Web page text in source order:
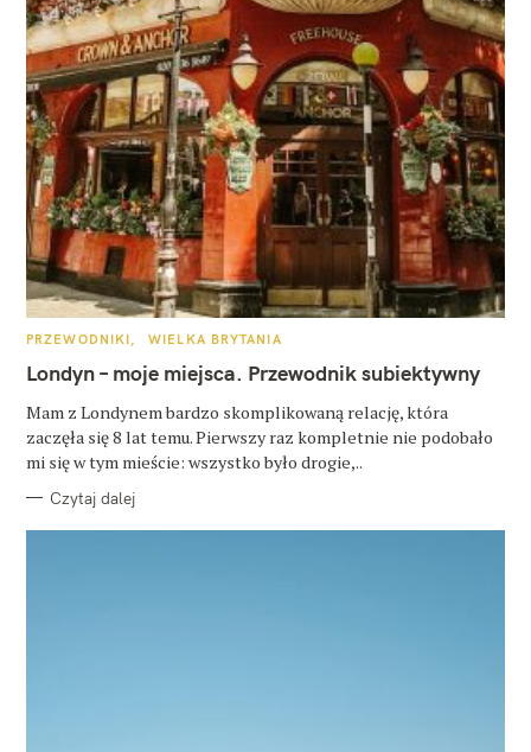
K
T
E
O
R
I
PRZEWODNIKI WIELKA BRYTANIA
Londyn – moje miejsca. Przewodnik subiektywny
Mam z Londynem bardzo skomplikowaną relację, która
zaczęła się 8 lat temu. Pierwszy raz kompletnie nie podobało
mi się w tym mieście: wszystko było drogie,..
Czytaj dalej